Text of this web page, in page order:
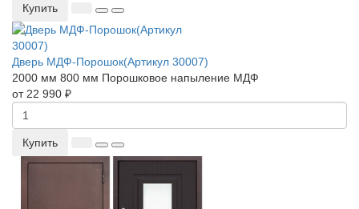
Купить
Дверь МДФ-Порошок(Артикул 30007)
2000 мм 800 мм Порошковое напыление МДФ
от 22 990 ₽
Купить